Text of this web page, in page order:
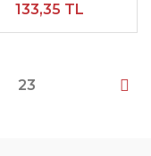
133,35 TL
23